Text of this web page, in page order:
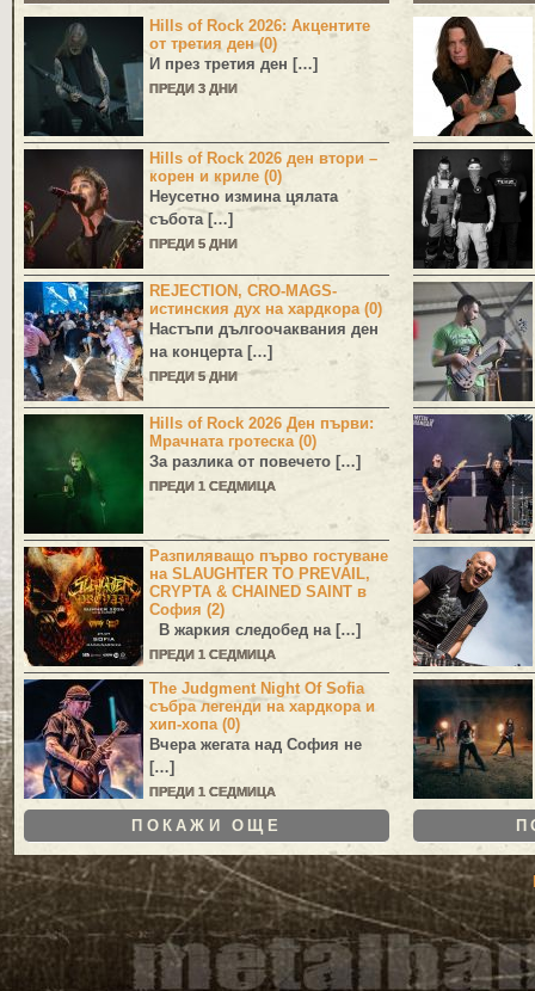
Hills of Rock 2026: Акцентите
от третия ден (0)
И през третия ден […]
ПРЕДИ 3 ДНИ
Hills of Rock 2026 ден втори –
корен и криле (0)
Неусетно измина цялата
събота […]
ПРЕДИ 5 ДНИ
REJECTION, CRO-MAGS-
истинския дух на хардкора (0)
Настъпи дългоочаквания ден
на концерта […]
ПРЕДИ 5 ДНИ
Hills of Rock 2026 Ден първи:
Мрачната гротеска (0)
За разлика от повечето […]
ПРЕДИ 1 СЕДМИЦА
Разпиляващо първо гостуване
на SLAUGHTER TO PREVAIL,
CRYPTA & CHAINED SAINT в
София (2)
В жаркия следобед на […]
ПРЕДИ 1 СЕДМИЦА
The Judgment Night Of Sofia
събра легенди на хардкора и
хип-хопа (0)
Вчера жегата над София не
[…]
ПРЕДИ 1 СЕДМИЦА
ПОКАЖИ ОЩЕ